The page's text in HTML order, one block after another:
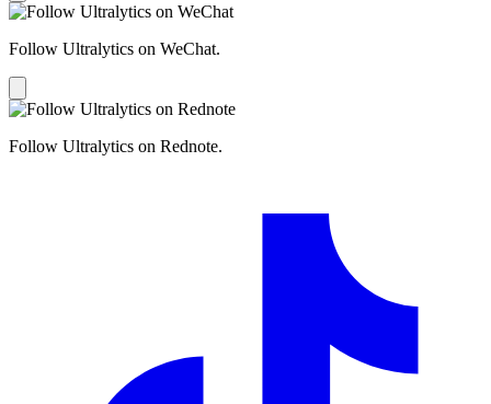
Follow Ultralytics on WeChat.
Follow Ultralytics on Rednote.